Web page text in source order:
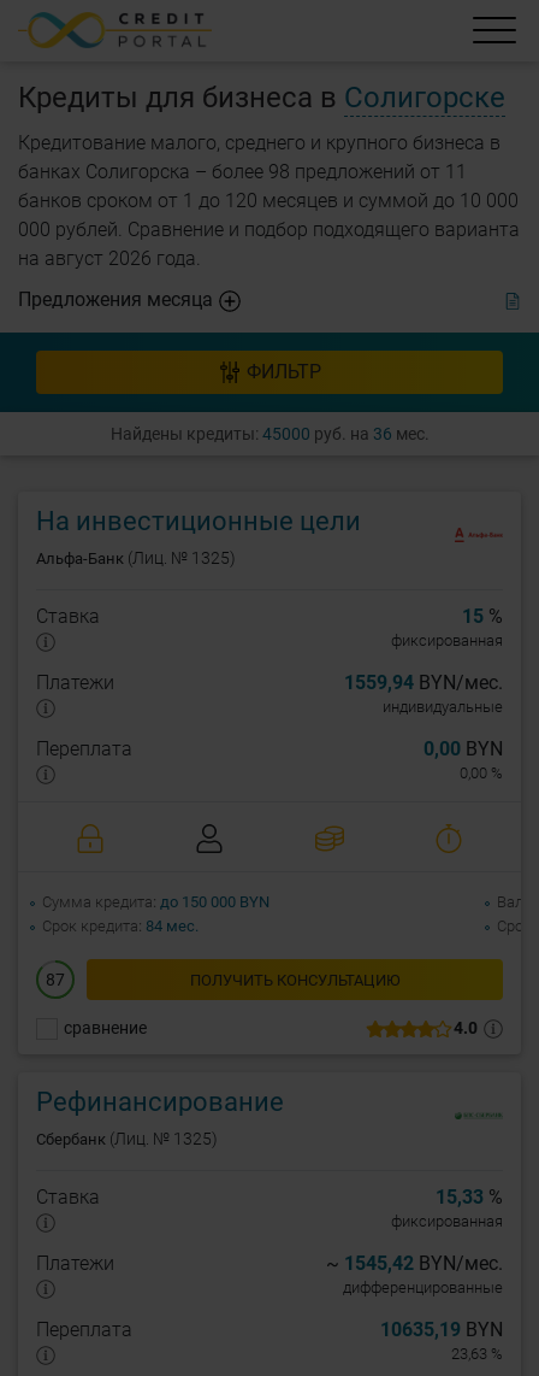
Кредиты для бизнеса в Солигорске
Кредитование малого, среднего и крупного бизнеса в
банках Солигорска – более 98 предложений от 11
банков сроком от 1 до 120 месяцев и суммой до 10 000
000 рублей. Cравнение и подбор подходящего варианта
на август 2026 года.
Предложения месяца
ФИЛЬТР
Найдены кредиты: 45000 руб. на 36 мес.
На инвестиционные цели
Альфа-Банк (Лиц. № 1325)
4.0
сравнение
Ставка 15 %
фиксированная
Платежи 1559,94 BYN/мес.
индивидуальные
Переплата 0,00 BYN
0,00 %
87 ПОЛУЧИТЬ КОНСУЛЬТАЦИЮ
Сумма кредита до 150 000 BYN
Срок кредита 84 мес.
Срок
Рефинансирование
Сбербанк (Лиц. № 1325)
Ставка 15,33 %
фиксированная
Платежи ~ 1545,42 BYN/мес.
дифференцированные
Переплата 10635,19 BYN
23,63 %